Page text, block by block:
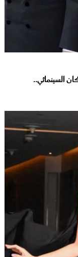
السينمائي..